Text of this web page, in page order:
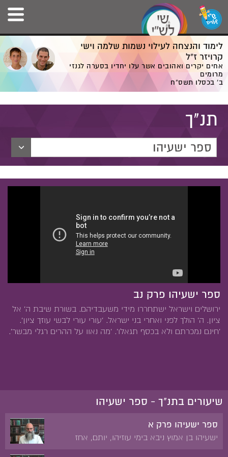
לימוד והנצחה לעילוי נשמות שלמה וישי
קרויזר ז”ל
אחים יקרים ואהובים אשר עלו יחדיו בסערה לגנזי
מרומים
ב' בכסלו תשס”ח
תנ"ך
ספר ישעיהו
ספר ישעיהו פרק נב
ירושלים וישראל ישתחררו מידי משעבדיהם. בשורת שיבת ה' אל
ציון. ה' הולך לפני ואחרי בני ישראל. 'עורי עורי לבשי עוזך ציון'.
'חינם נמכרתם ולא בכסף תגאלו'. 'מה נאוו על ההרים רגלי מבשר'.
שיעורים בתנ"ך - ספר ישעיהו
ספר ישעיהו פרק א
ישעיהו בן אמוץ ניבא בימי עוזיהו, יותם, אחז